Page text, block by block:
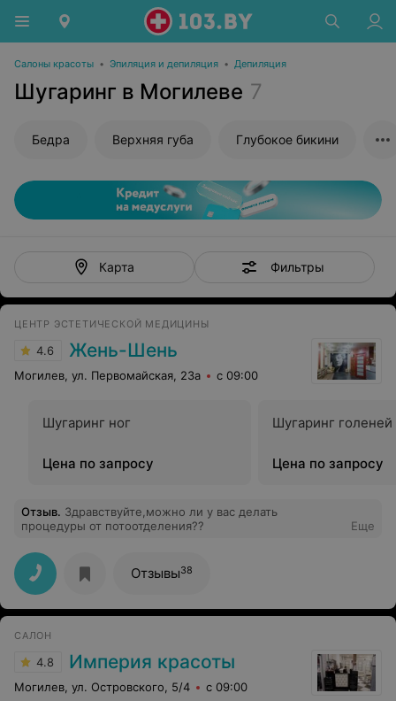
Салоны красоты • Эпиляция и депиляция • Депиляция
Шугаринг в Могилеве 7
Бедра Верхняя губа Глубокое бикини
Карта Фильтры
ЦЕНТР ЭСТЕТИЧЕСКОЙ МЕДИЦИНЫ
4.6 Жень-Шень
Могилев, ул. Первомайская, 23а с 09:00
Шугаринг ног
Цена по запросу
Шугаринг голеней
Цена по запросу
Отзыв. Здравствуйте,можно ли у вас делать
процедуры от потоотделения??
Еще
Отзывы38
САЛОН
4.8 Империя красоты
Могилев, ул. Островского, 5/4 с 09:00